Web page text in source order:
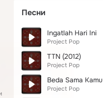
Песни
Ingatlah Hari Ini
Project Pop
TTN (2012)
Project Pop
Beda Sama Kamu
Project Pop